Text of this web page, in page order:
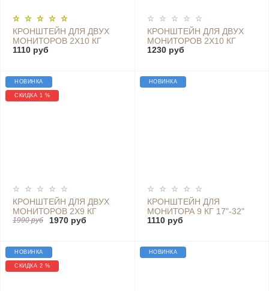
КРОНШТЕЙН ДЛЯ ДВУХ
МОНИТОРОВ 2Х10 КГ
17"-32" VESA 100X100
1110 руб
КРОНШТЕЙН ДЛЯ ДВУХ
МОНИТОРОВ 2Х10 КГ
НАСТОЛЬНЫЙ 17"-32"
1230 руб
НОВИНКА
СКИДКА 1 %
КРОНШТЕЙН ДЛЯ ДВУХ
МОНИТОРОВ 2Х9 КГ
17"-32" VESA 100X100 ИЛИ
1990 руб 1970 руб
НОВИНКА
КРОНШТЕЙН ДЛЯ
МОНИТОРА 9 КГ 17"-32"
VESA 100X100 75X75
1110 руб
НОВИНКА
СКИДКА 2 %
НОВИНКА